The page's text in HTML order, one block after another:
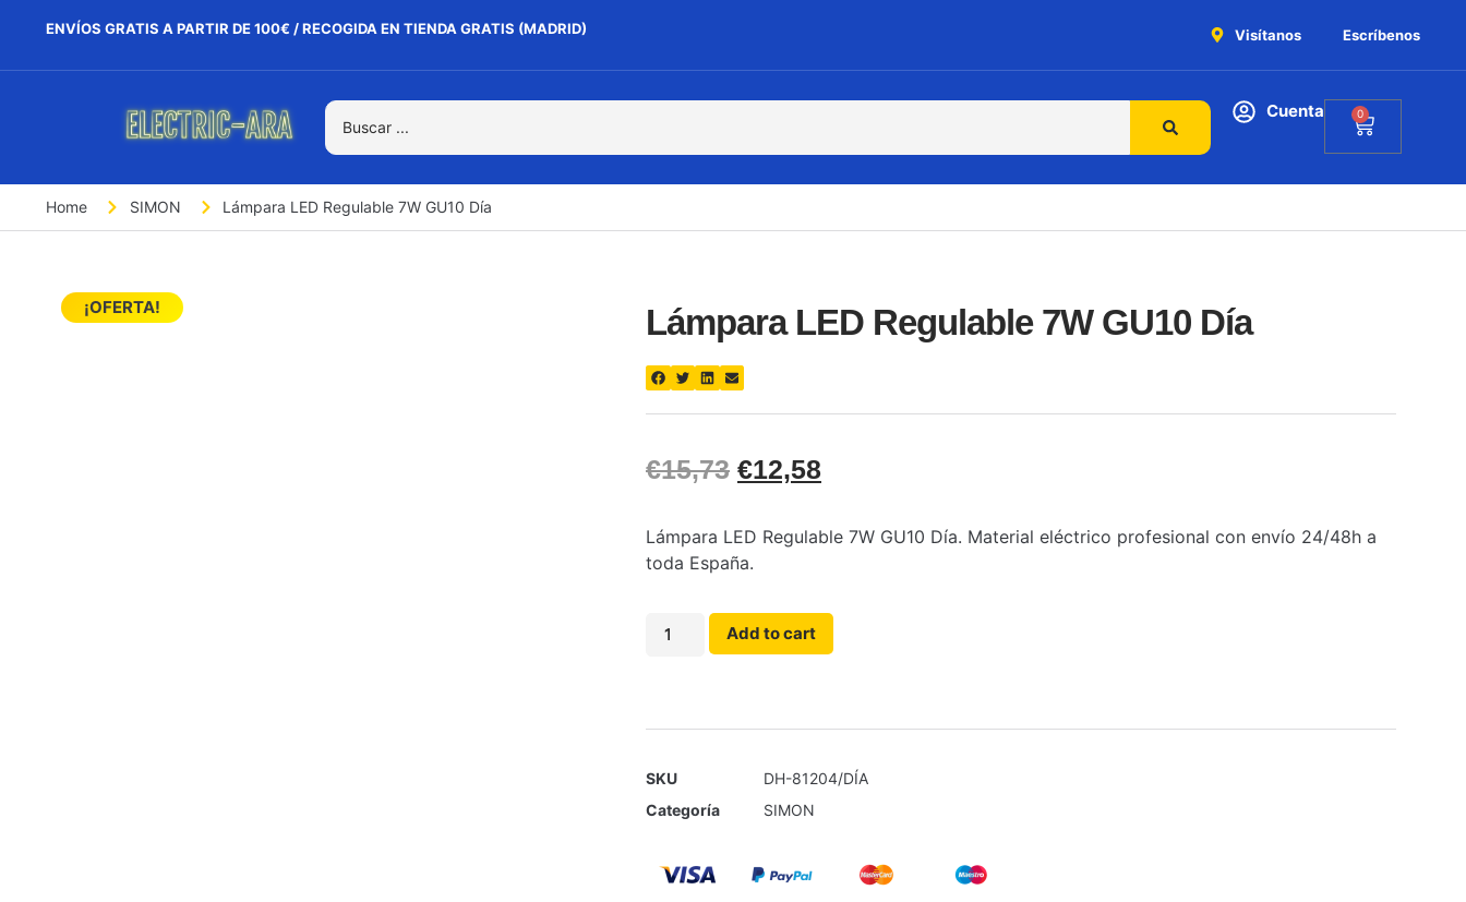
ENVÍOS GRATIS A PARTIR DE 100€ / RECOGIDA EN TIENDA GRATIS (MADRID) Visítanos Escríbenos
Cuenta 0
Home SIMON Lámpara LED Regulable 7W GU10 Día
¡OFERTA! Lámpara LED Regulable 7W GU10 Día
€15,73 €12,58
Lámpara LED Regulable 7W GU10 Día. Material eléctrico profesional con envío 24/48h a
toda España.
Add to cart
SKU
DH-81204/DÍA
Categoría
SIMON